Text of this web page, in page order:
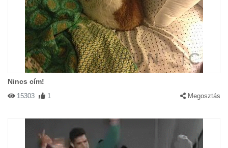
Nincs cím!
15303 1 Megosztás